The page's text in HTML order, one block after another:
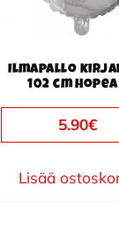
Ilmapallo
102 cm hopea
5.90€
Lisää